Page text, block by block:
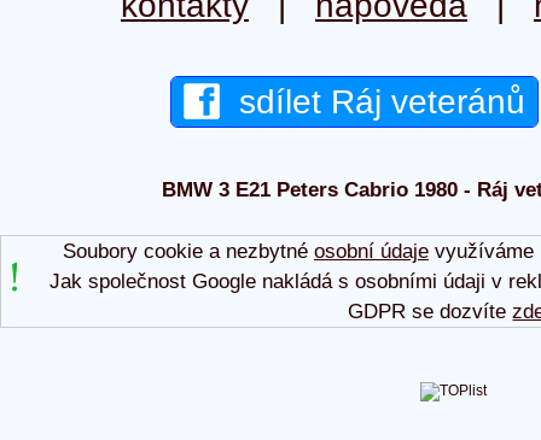
sdílet Ráj veteránů
BMW 3 E21 Peters Cabrio 1980 - Ráj
Soubory cookie a nezbytné osobní údajevyužíváme
Jak společnost Google nakládá s osobními údaji v
GDPR se dozvíte